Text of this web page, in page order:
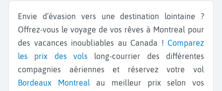
Envie d’évasion vers une destination lointaine ?
Offrez-vous le voyage de vos rêves à Montreal pour
des vacances inoubliables au Canada ! Comparez
les prix des vols long-courrier des différentes
compagnies aériennes et réservez votre vol
Bordeaux
Montreal au meilleur prix selon vos